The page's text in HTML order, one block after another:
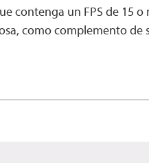
contenga un FPS de 15 o
como complemento de